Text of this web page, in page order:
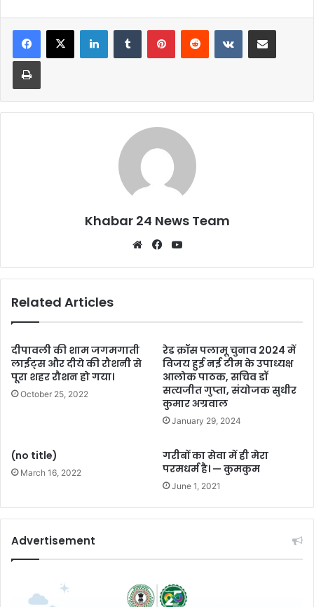
c
e
b
o
o
itt
er
ai
l
at
s
A
p
ar
e
LinkedInTumblr PinterestReddit VKontakteShare via Email
Print
Khabar 24 News Team
WebsiteFacebook
Related Articles
दीपावली की शाम जगमगाती
लाईट्स और दीये की रौशनी से
पूरा शहर रौशन हो गया।
October 25, 2022
रेड क्रॉस पलामू चुनाव 2024 में
विजय हुई नई टीम के उपाध्यक्ष
आलोक पाठक, सचिव डॉ
सत्यजीत गुप्ता, संयोजक सुधीर
कुमार अग्रवाल
January 29, 2024
(no title)
March 16, 2022
गरीबों का सेवा में ही मेरा
परमधर्म है। — कुमकुम
June 1, 2021
Advertisement